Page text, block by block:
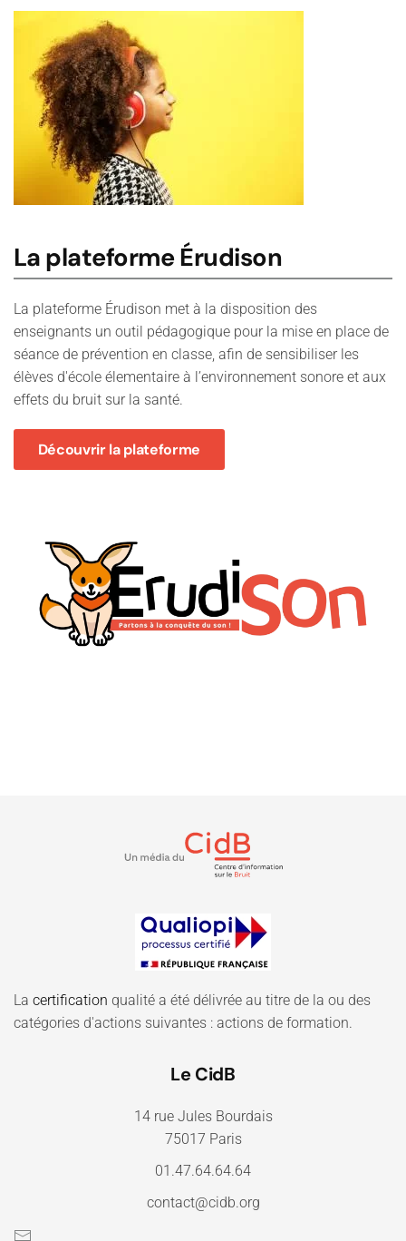
La plateforme Érudison
La plateforme Érudison met à la disposition des
enseignants un outil pédagogique pour la mise en place de
séance de prévention en classe, afin de sensibiliser les
élèves d'école élementaire à l’environnement sonore et aux
effets du bruit sur la santé.
Découvrir la plateforme
La certification qualité a été délivrée au titre de la ou des
catégories d'actions suivantes : actions de formation.
Le CidB
14 rue Jules Bourdais
75017 Paris
01.47.64.64.64
contact@cidb.org